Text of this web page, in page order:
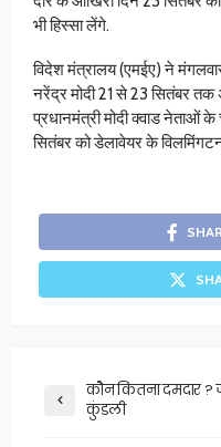
भी हिस्सा लेंगे.
विदेश मंत्रालय (एमईए) ने
नरेंद्र मोदी 21 से 23 सितंबर तक
प्रधानमंत्री मोदी क्वाड
सितंबर को डेलावेयर के
कोैन कितना दमदार ?
कुंडली